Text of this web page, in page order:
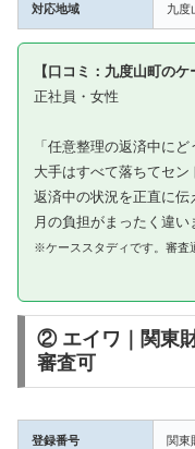
対応地域 九度
【口コミ：九度山町のケ
正社員・女性
「任意整理の返済中に
大手はすべて落ちてセ
返済中の状況を正直に
月の負担がまったく違い
※ケーススタディです。審査
② エイワ｜関東
審査可
登録番号 関東